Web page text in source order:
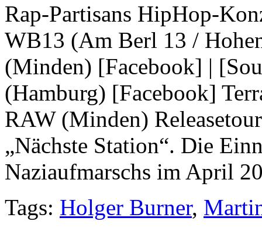
Rap-Partisans HipHop-
WB13 (Am Berl 13 /
(Minden) [Facebook] |
(Hamburg) [Facebook]
RAW (Minden)
„Nächste Station“. Die
Naziaufmarschs im April
Tags: Holger Burner,